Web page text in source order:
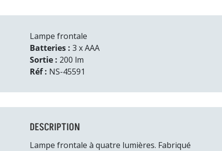
Lampe frontale
Batteries : 3 x AAA
Sortie : 200 lm
Réf : NS-45591
DESCRIPTION
Lampe frontale à quatre lumières. Fabriqué